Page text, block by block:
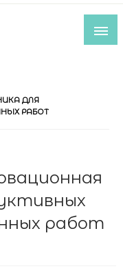
ДЛЯ
РАБОТ
работ